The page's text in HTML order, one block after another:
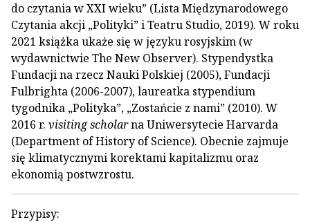
do czytania w XXI wieku” (Lista Międzynarodowego
Czytania akcji „Polityki” i Teatru Studio, 2019). W roku
2021 książka ukaże się w języku rosyjskim (w
wydawnictwie The New Observer). Stypendystka
Fundacji na rzecz Nauki Polskiej (2005), Fundacji
Fulbrighta (2006-2007), laureatka stypendium
tygodnika „Polityka”, „Zostańcie z nami” (2010). W
2016 r. visiting scholarna Uniwersytecie Harvarda
(Department of History of Science). Obecnie zajmuje
się klimatycznymi korektami kapitalizmu oraz
ekonomią postwzrostu.
Przypisy: